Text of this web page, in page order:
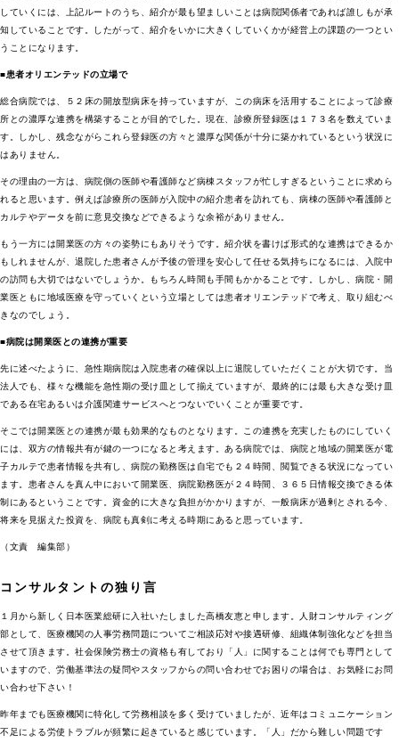
していくには、上記ルートのうち、紹介が最も望ましいことは病院関係者であれば誰しもが承
知していることです。したがって、紹介をいかに大きくしていくかが経営上の課題の一つとい
うことになります。
■患者オリエンテッドの立場で
総合病院では、５２床の開放型病床を持っていますが、この病床を活用することによって診療
所との濃厚な連携を構築することが目的でした。現在、診療所登録医は１７３名を数えていま
す。しかし、残念ながらこれら登録医の方々と濃厚な関係が十分に築かれているという状況に
はありません。
その理由の一方は、病院側の医師や看護師など病棟スタッフが忙しすぎるということに求めら
れると思います。例えば診療所の医師が入院中の紹介患者を訪れても、病棟の医師や看護師と
カルテやデータを前に意見交換などできるような余裕がありません。
もう一方には開業医の方々の姿勢にもありそうです。紹介状を書けば形式的な連携はできるか
もしれませんが、退院した患者さんが予後の管理を安心して任せる気持ちになるには、入院中
の訪問も大切ではないでしょうか。もちろん時間も手間もかかることです。しかし、病院・開
業医ともに地域医療を守っていくという立場としては患者オリエンテッドで考え、取り組むべ
きなのでしょう。
■病院は開業医との連携が重要
先に述べたように、急性期病院は入院患者の確保以上に退院していただくことが大切です。当
法人でも、様々な機能を急性期の受け皿として揃えていますが、最終的には最も大きな受け皿
である在宅あるいは介護関連サービスへとつないでいくことが重要です。
そこでは開業医との連携が最も効果的なものとなります。この連携を充実したものにしていく
には、双方の情報共有が鍵の一つになると考えます。ある病院では、病院と地域の開業医が電
子カルテで患者情報を共有し、病院の勤務医は自宅でも２４時間、閲覧できる状況になってい
ます。患者さんを真ん中において開業医、病院勤務医が２４時間、３６５日情報交換できる体
制にあるということです。資金的に大きな負担がかかりますが、一般病床が過剰とされる今、
将来を見据えた投資を、病院も真剣に考える時期にあると思っています。
（文責 編集部）
コンサルタントの独り言
１月から新しく日本医業総研に入社いたしました高橋友恵と申します。人財コンサルティング
部として、医療機関の人事労務問題についてご相談応対や接遇研修、組織体制強化などを担当
させて頂きます。社会保険労務士の資格も有しており「人」に関することは何でも専門として
いますので、労働基準法の疑問やスタッフからの問い合わせでお困りの場合は、お気軽にお問
い合わせ下さい！
昨年までも医療機関に特化して労務相談を多く受けていましたが、近年はコミュニケーション
不足による労使トラブルが頻繁に起きていると感じています。「人」だから難しい問題です